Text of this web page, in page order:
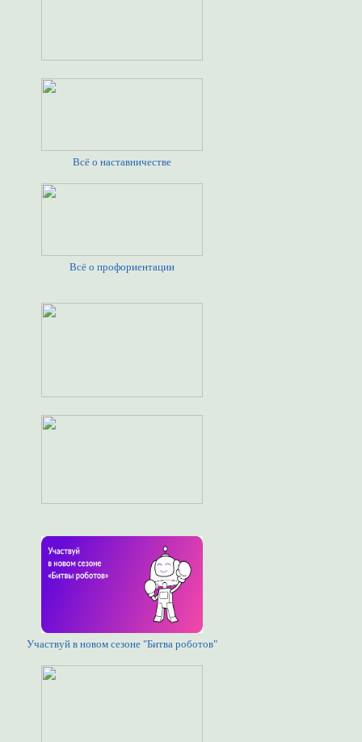
Всё о наставничестве
Всё о профориентации
Участвуй в новом сезоне "Битва роботов"